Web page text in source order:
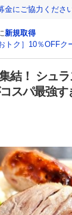
金にご協力くださ
新規取得
おトク］10％OFFク
結！ シュ
スパ最強す